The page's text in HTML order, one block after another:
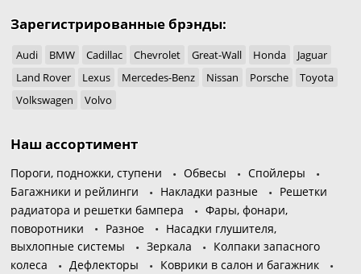
Зарегистрированные брэнды:
Audi BMW Cadillac Chevrolet Great-Wall Honda
Jaguar
Land Rover
Lexus Mercedes-Benz Nissan Porsche
Toyota
Volkswagen
Volvo
Наш ассортимент
Пороги, подножки, ступени Обвесы
Спойлеры
Багажники и рейлинги
Накладки разные
Решетки
радиатора и решетки бампера
Фары, фонари,
поворотники
Разное
Насадки глушителя,
выхлопные системы
Зеркала
Колпаки запасного
колеса
Дефлекторы
Коврики в салон и багажник